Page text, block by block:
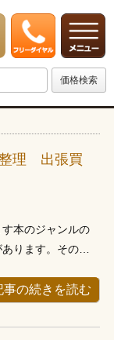
理 出張買
本のジャンルの
ります。その中
た方や教室を開い
浜市にお住いの
の続きを読む